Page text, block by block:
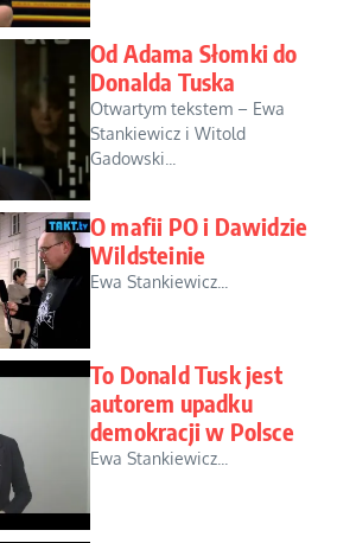
Od Adama Słomki do
Donalda Tuska
Otwartym tekstem – Ewa
Stankiewicz i Witold
Gadowski...
O mafii PO i Dawidzie
Wildsteinie
Ewa Stankiewicz...
To Donald Tusk jest
autorem upadku
demokracji w Polsce
Ewa Stankiewicz...